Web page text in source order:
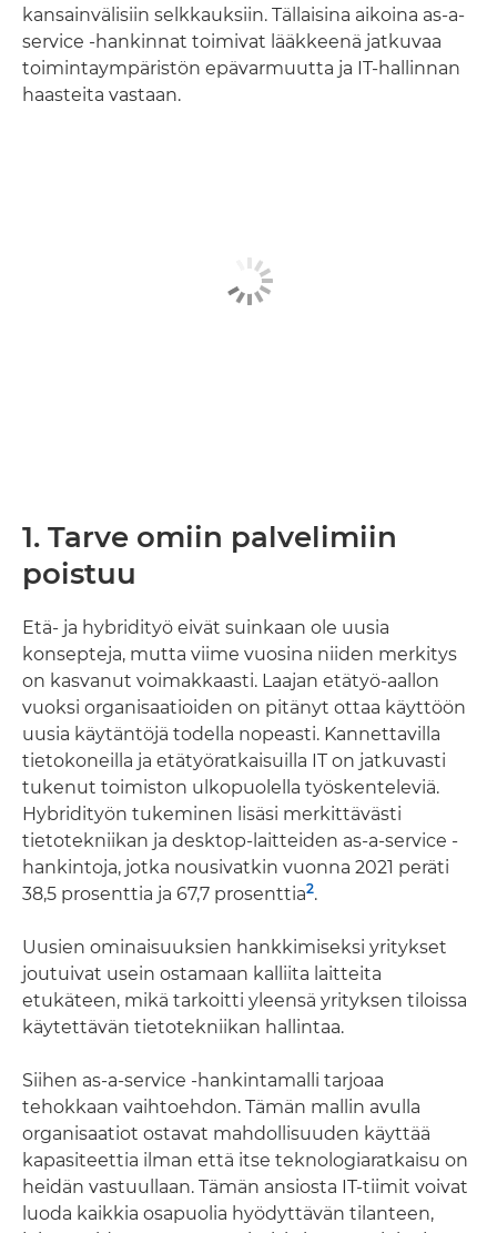
kansainvälisiin selkkauksiin. Tällaisina aikoina as-a-
service -hankinnat toimivat lääkkeenä jatkuvaa
toimintaympäristön epävarmuutta ja IT-hallinnan
haasteita vastaan.
1. Tarve omiin palvelimiin
poistuu
Etä- ja hybridityö eivät suinkaan ole uusia
konsepteja, mutta viime vuosina niiden merkitys
on kasvanut voimakkaasti. Laajan etätyö-aallon
vuoksi organisaatioiden on pitänyt ottaa käyttöön
uusia käytäntöjä todella nopeasti. Kannettavilla
tietokoneilla ja etätyöratkaisuilla IT on jatkuvasti
tukenut toimiston ulkopuolella työskenteleviä.
Hybridityön tukeminen lisäsi merkittävästi
tietotekniikan ja desktop-laitteiden as-a-service -
hankintoja, jotka nousivatkin vuonna 2021 peräti
38,5 prosenttia ja 67,7 prosenttia2.
Uusien ominaisuuksien hankkimiseksi yritykset
joutuivat usein ostamaan kalliita laitteita
etukäteen, mikä tarkoitti yleensä yrityksen tiloissa
käytettävän tietotekniikan hallintaa.
Siihen as-a-service -hankintamalli tarjoaa
tehokkaan vaihtoehdon. Tämän mallin avulla
organisaatiot ostavat mahdollisuuden käyttää
kapasiteettia ilman että itse teknologiaratkaisu on
heidän vastuullaan. Tämän ansiosta IT-tiimit voivat
luoda kaikkia osapuolia hyödyttävän tilanteen,